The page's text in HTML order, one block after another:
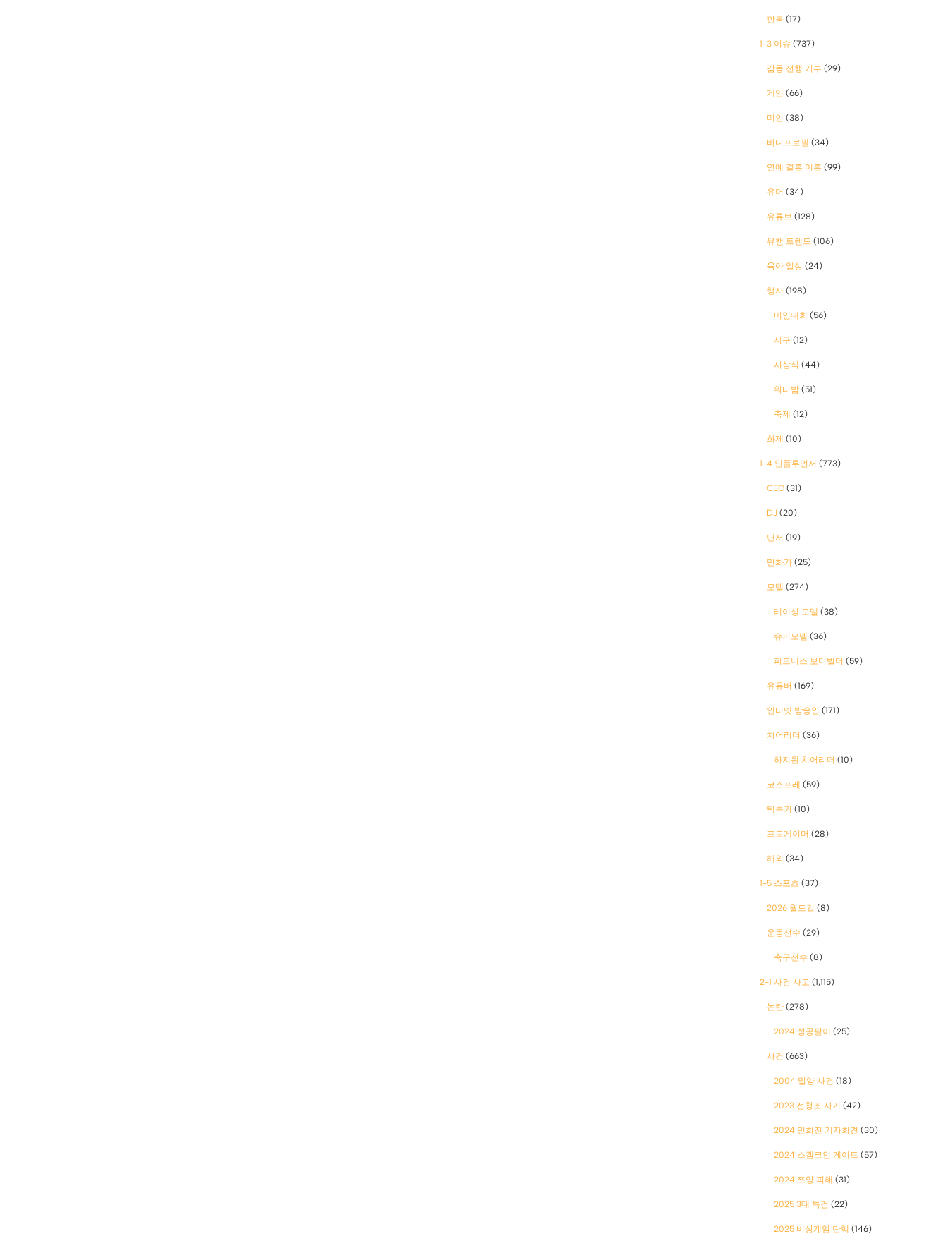
한복 (17)
1-3 이슈 (737)
감동 선행 기부 (29)
게임 (66)
미인 (38)
바디프로필 (34)
연예 결혼 이혼 (99)
유머 (34)
유튜브 (128)
유행 트렌드 (106)
육아 일상 (24)
행사 (198)
미인대회 (56)
시구 (12)
시상식 (44)
워터밤 (51)
축제 (12)
화제 (10)
1-4 인플루언서 (773)
CEO (31)
DJ (20)
댄서 (19)
만화가 (25)
모델 (274)
레이싱 모델 (38)
슈퍼모델 (36)
피트니스 보디빌더 (59)
유튜버 (169)
인터넷 방송인 (171)
치어리더 (36)
하지원 치어리더 (10)
코스프레 (59)
틱톡커 (10)
프로게이머 (28)
해외 (34)
1-5 스포츠 (37)
2026 월드컵 (8)
운동선수 (29)
축구선수 (8)
2-1 사건 사고 (1,115)
논란 (278)
2024 성공팔이 (25)
사건 (663)
2004 밀양 사건 (18)
2023 전청조 사기 (42)
2024 민희진 기자회견 (30)
2024 스캠코인 게이트 (57)
2024 쯔양 피해 (31)
2025 3대 특검 (22)
2025 비상계엄 탄핵 (146)